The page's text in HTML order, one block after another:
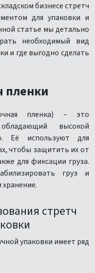
бизнесе стретч
для упаковки и
статье мы детально
необходимый вид
и где выгодно сделать
пленки
пленка) – это
высокой
Её используют для
чтобы защитить их от
для фиксации груза.
груз и
хранение.
стретч
упаковки имеет ряд